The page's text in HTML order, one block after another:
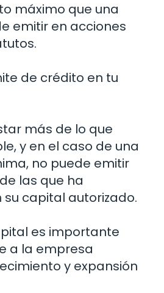
máximo que una
emitir en acciones
de crédito en tu
más de lo que
y en el caso de una
no puede emitir
las que ha
capital autorizado.
es importante
a la empresa
y expansión